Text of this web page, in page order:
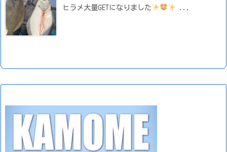
ヒラメ大量GETになりました